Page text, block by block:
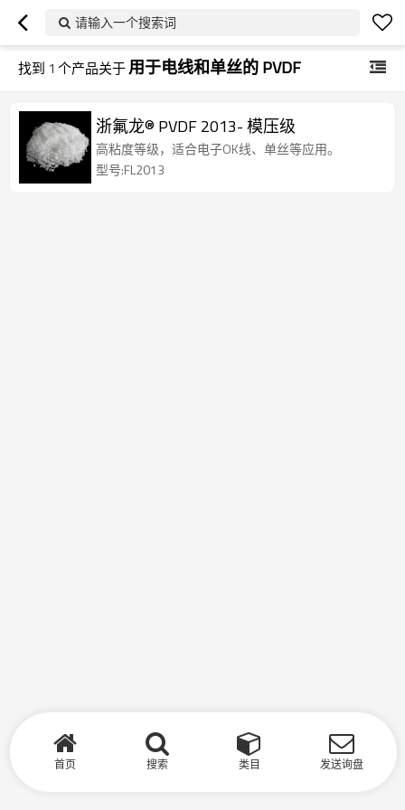
请输入一个搜索词
找到 1 个产品关于用于电线和单丝的 PVDF
浙氟龙® PVDF 2013- 模压级
高粘度等级，适合电子OK线、单丝等应用。
型号:FL2013
首页 搜索 类目 发送询盘